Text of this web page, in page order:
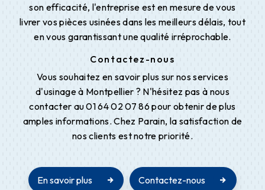
son efficacité, l'entreprise est en mesure de vous
livrer vos pièces usinées dans les meilleurs délais, tout
en vous garantissant une qualité irréprochable.
Contactez-nous
Vous souhaitez en savoir plus sur nos services
d'usinage à Montpellier ? N'hésitez pas à nous
contacter au 01 64 02 07 86 pour obtenir de plus
amples informations. Chez Parain, la satisfaction de
nos clients est notre priorité.
En savoir plus Contactez-nous